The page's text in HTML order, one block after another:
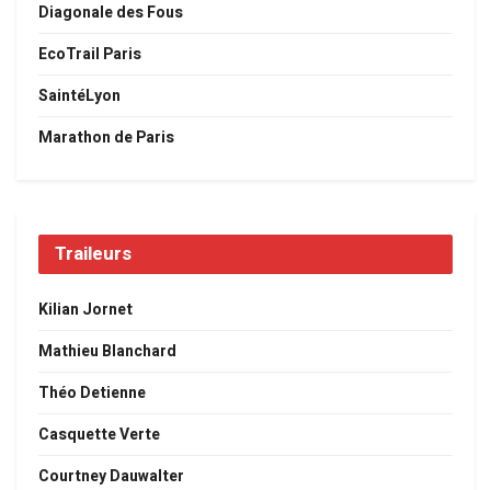
Diagonale des Fous
EcoTrail Paris
SaintéLyon
Marathon de Paris
Traileurs
Kilian Jornet
Mathieu Blanchard
Théo Detienne
Casquette Verte
Courtney Dauwalter